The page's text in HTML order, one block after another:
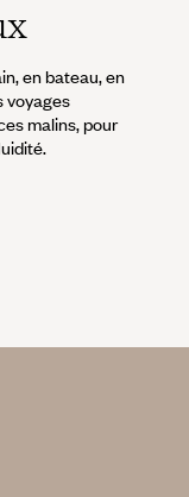
en bateau, en
voyages
malins, pour